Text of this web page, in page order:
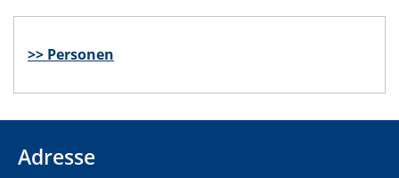
>> Personen
Adresse